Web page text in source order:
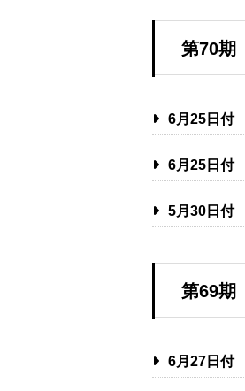
第70期
6月25日付
6月25日付
5月30日付
第69期
6月27日付